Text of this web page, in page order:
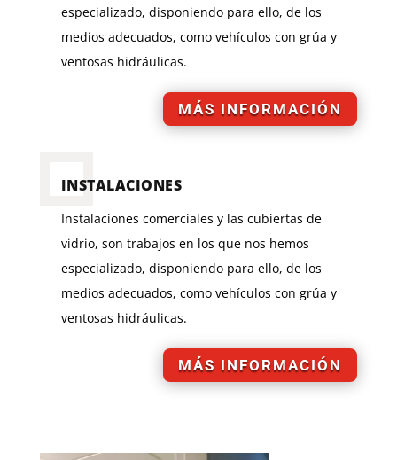
especializado, disponiendo para ello, de los
medios adecuados, como vehículos con grúa y
ventosas hidráulicas.
MÁS INFORMACIÓN
INSTALACIONES
Instalaciones comerciales y las cubiertas de
vidrio, son trabajos en los que nos hemos
especializado, disponiendo para ello, de los
medios adecuados, como vehículos con grúa y
ventosas hidráulicas.
MÁS INFORMACIÓN